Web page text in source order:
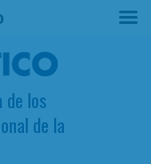
los
de la